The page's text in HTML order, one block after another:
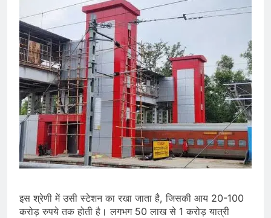
इस श्रेणी में उसी स्टेशन का रखा जाता है, जिसकी आय 20-100
करोड़ रुपये तक होती है। लगभग 50 लाख से 1 करोड़ यात्री